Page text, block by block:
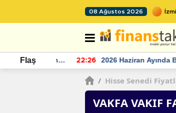
08 Ağustos 2026
Flaş 22:26
2026 Haziran Ayında
Yaşandı
/ Hisse Senedi
VAKFA VAKIF